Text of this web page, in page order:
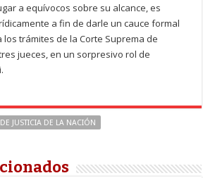
a equívocos sobre su alcance, es
a fin de darle un cauce formal
trámites de la Corte Suprema de
jueces, en un sorpresivo rol de
JUSTICIA DE LA NACIÓN